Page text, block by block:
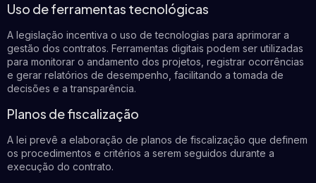
Uso de ferramentas tecnológicas
A legislação incentiva o uso de tecnologias para aprimorar a
gestão dos contratos. Ferramentas digitais podem ser utilizadas
para monitorar o andamento dos projetos, registrar ocorrências
e gerar relatórios de desempenho, facilitando a tomada de
decisões e a transparência.
Planos de fiscalização
A lei prevê a elaboração de planos de fiscalização que definem
os procedimentos e critérios a serem seguidos durante a
execução do contrato.